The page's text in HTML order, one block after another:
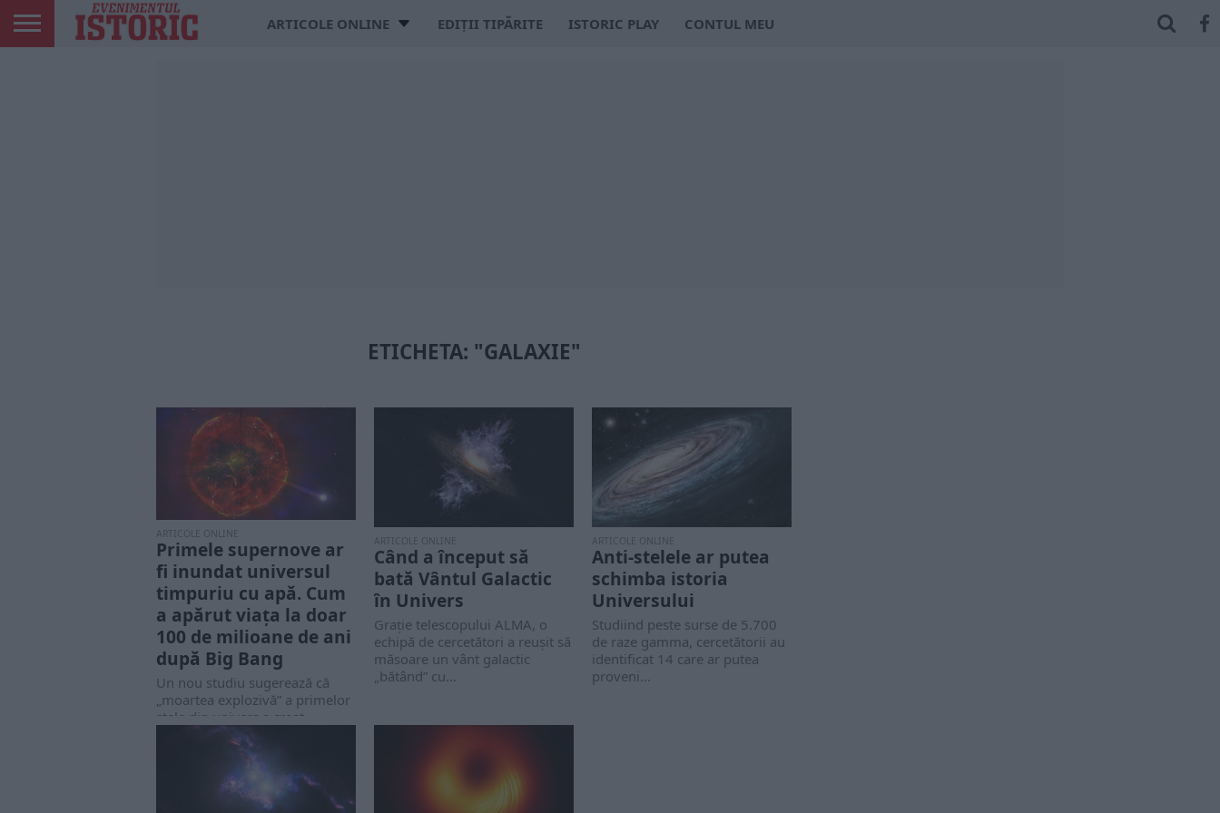
ARTICOLE ONLINE EDIȚII TIPĂRITE ISTORIC PLAY CONTUL MEU
ETICHETA: "GALAXIE"
ARTICOLE ONLINE
Primele supernove ar
fi inundat universul
timpuriu cu apă. Cum
a apărut viața la doar
100 de milioane de ani
după Big Bang
Un nou studiu sugerează că
„moartea explozivă” a primelor
stele din univers a creat
cantități surprinzătoare...
ARTICOLE ONLINE
Când a început să
bată Vântul Galactic
în Univers
Grație telescopului ALMA, o
echipă de cercetători a reușit să
măsoare un vânt galactic
„bătând” cu...
ARTICOLE ONLINE
Anti-stelele ar putea
schimba istoria
Universului
Studiind peste surse de 5.700
de raze gamma, cercetătorii au
identificat 14 care ar putea
proveni...